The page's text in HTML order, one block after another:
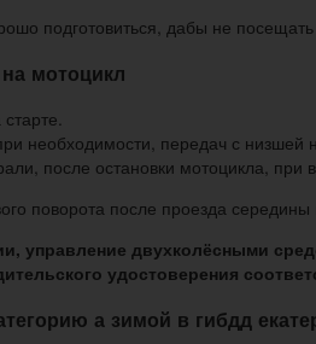
подготовиться, дабы не
мотоцикл
необходимости, передач с
после остановки мотоцикла, при
поворота после проезда середины
управление двухколёсными
удостоверения
а зимой в гибдд